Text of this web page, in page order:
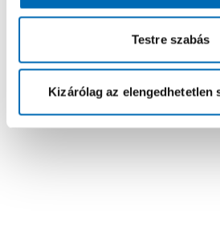
Testre szabás
Kizárólag az elengedhetetlen